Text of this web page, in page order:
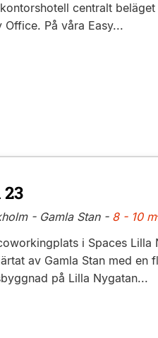
centralt
På våra Easy...
- Gamla Stan -8 - 10 m
i Spaces Lilla
av Gamla Stan med en
på Lilla Nygatan...